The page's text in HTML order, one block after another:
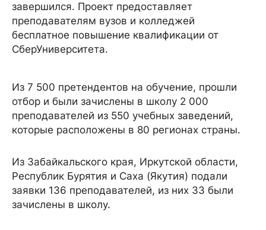
завершился. Проект предоставляет
преподавателям вузов и колледжей
бесплатное повышение квалификации от
СберУниверситета.
Из 7 500 претендентов на обучение, прошли
отбор и были зачислены в школу 2 000
преподавателей из 550 учебных заведений,
которые расположены в 80 регионах страны.
Из Забайкальского края, Иркутской области,
Республик Бурятия и Саха (Якутия) подали
заявки 136 преподавателей, из них 33 были
зачислены в школу.